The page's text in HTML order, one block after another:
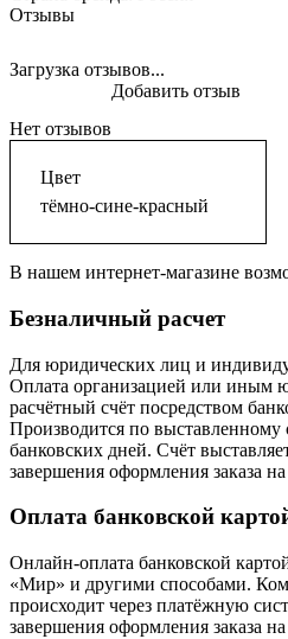
Отзывы
Загрузка отзывов...
Нет отзывов
Добавить отзыв
Цвет
тёмно-сине-красный
В нашем интернет-магазине
Безналичный расчет
Для юридических лиц и
Оплата организацией или иным
расчётный счёт посредством
Производится по выставленному
банковских дней. Счёт
завершения оформления заказа
Оплата банковской
Онлайн-оплата банковской
«Мир» и другими способами.
происходит через платёжную
завершения оформления заказа